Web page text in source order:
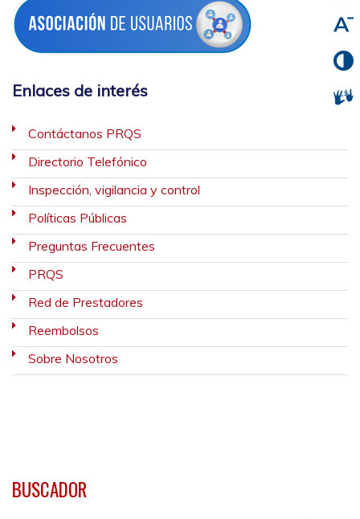
Enlaces de interés
Contáctanos PRQS
Directorio Telefónico
Inspección, vigilancia y control
Políticas Públicas
Preguntas Frecuentes
PRQS
Red de Prestadores
Reembolsos
Sobre Nosotros
BUSCADOR